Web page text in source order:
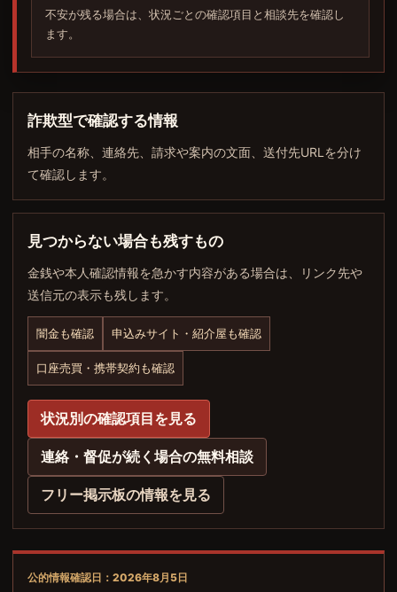
不安が残る場合は、状況ごとの確認項目と相談先を確認し
ます。
詐欺型で確認する情報
相手の名称、連絡先、請求や案内の文面、送付先URLを分け
て確認します。
見つからない場合も残すもの
金銭や本人確認情報を急かす内容がある場合は、リンク先や
送信元の表示も残します。
闇金も確認 申込みサイト・紹介屋も確認
口座売買・携帯契約も確認
状況別の確認項目を見る
連絡・督促が続く場合の無料相談
フリー掲示板の情報を見る
公的情報確認日：2026年8月5日